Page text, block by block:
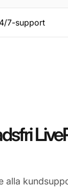
7-support
alla